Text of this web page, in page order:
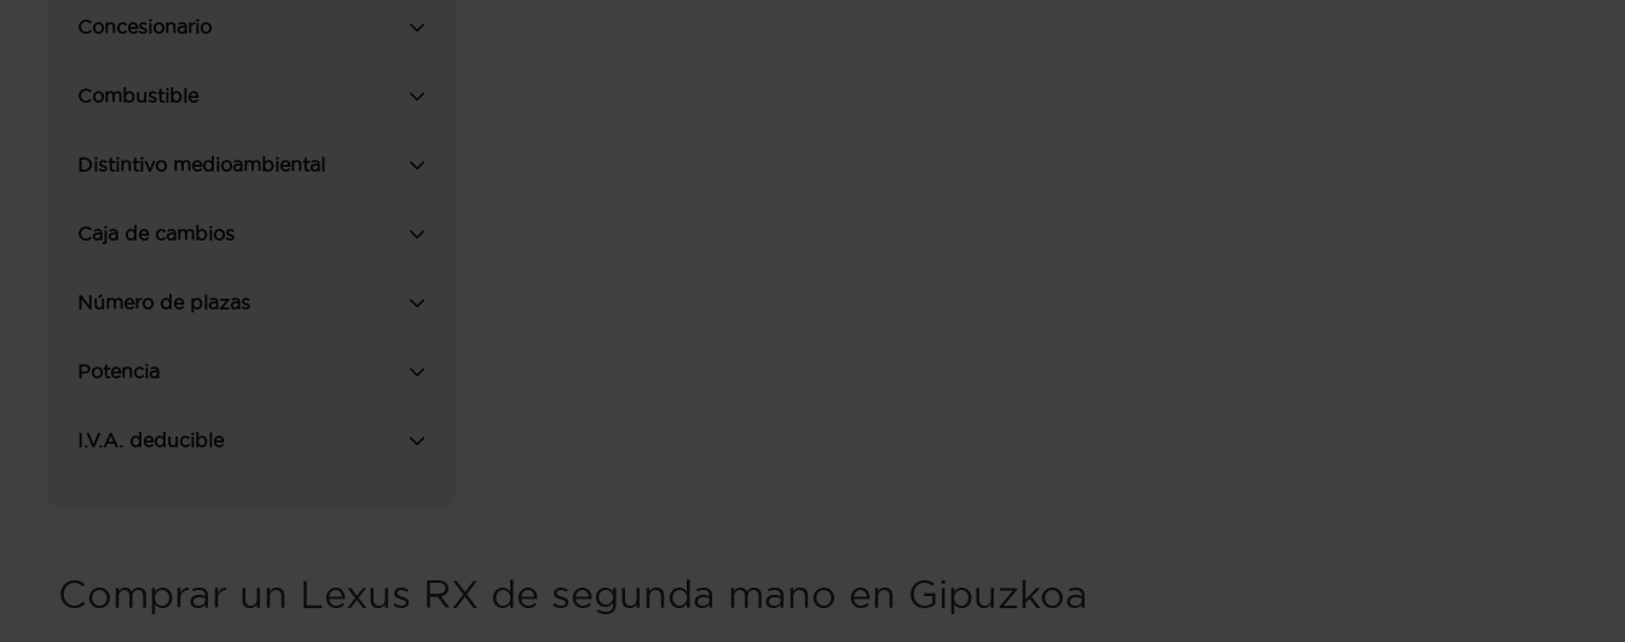
Concesionario
Combustible
Distintivo medioambiental
Caja de cambios
Número de plazas
Potencia
I.V.A. deducible
Comprar un Lexus RX de segunda mano en Gipuzkoa